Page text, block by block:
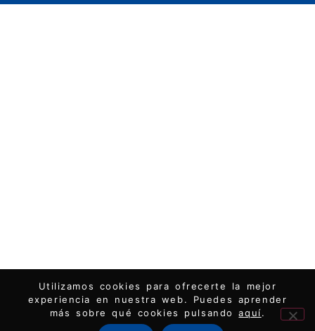
Utilizamos cookies para ofrecerte la mejor
experiencia en nuestra web. Puedes aprender
más sobre qué cookies pulsandoaquí.